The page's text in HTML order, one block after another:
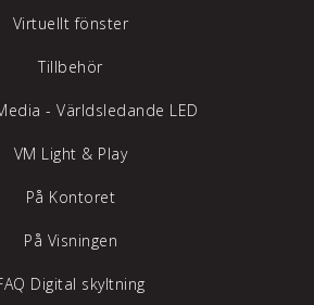
Virtuellt fönster
Tillbehör
- Världsledande LED
VM Light & Play
På Kontoret
På Visningen
Digital skyltning